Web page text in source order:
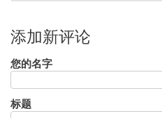
添加新评论
您的名字
标题